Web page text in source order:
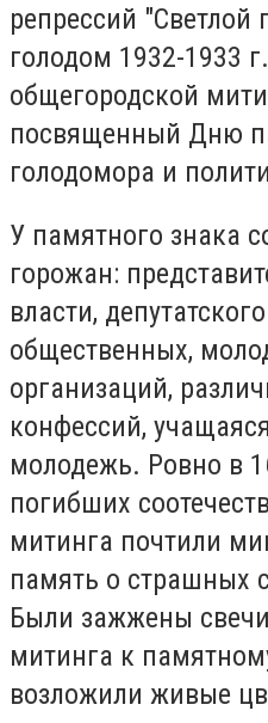
репрессий
голодом 1932-1933
общегородской
посвященный Дню
голодомора и
У памятного знака
горожан:
власти,
общественных,
организаций,
конфессий,
молодежь. Ровно в
погибших
митинга почтили
память о страшных
Были зажжены
митинга к
возложили живые